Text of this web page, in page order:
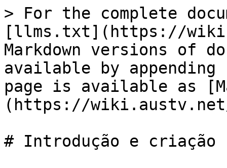
> For the complete
[llms.txt](https://
Markdown versions of
available by
page is available as
(https://
# Introdução e criação